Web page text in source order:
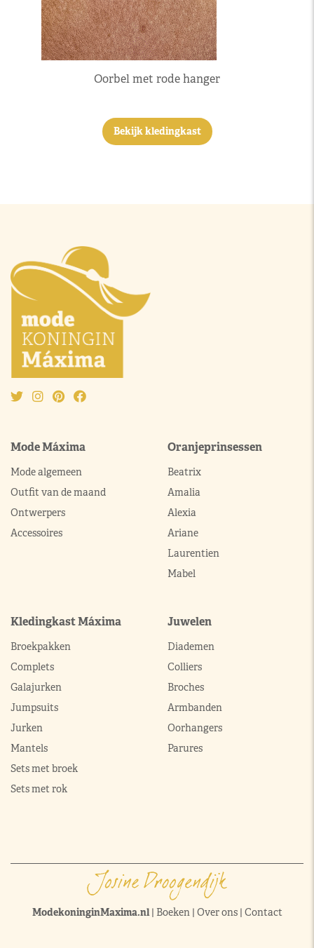
Oorbel met rode hanger
Bekijk kledingkast
Mode Máxima
Mode algemeen
Outfit van de maand
Ontwerpers
Accessoires
Oranjeprinsessen
Beatrix
Amalia
Alexia
Ariane
Laurentien
Mabel
Kledingkast Máxima
Broekpakken
Complets
Galajurken
Jumpsuits
Jurken
Mantels
Sets met broek
Sets met rok
Juwelen
Diademen
Colliers
Broches
Armbanden
Oorhangers
Parures
ModekoninginMaxima.nl| Boeken| Over ons| Contact